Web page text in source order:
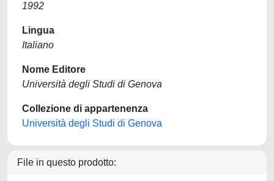
1992
Lingua
Italiano
Nome Editore
Università degli Studi di Genova
Collezione di appartenenza
Università degli Studi di Genova
File in questo prodotto: